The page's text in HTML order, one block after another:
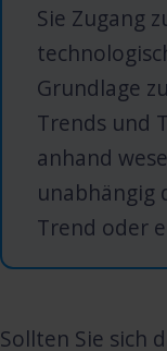
Sie Zugang
Grundlage
Trends und
anhand
unabhängig
Trend oder
Sollten Sie sich